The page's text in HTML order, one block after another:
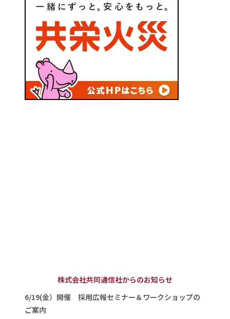
株式会社共同通信社からのお知らせ
6/19(金）開催 採用広報セミナー＆ワークショップの
ご案内